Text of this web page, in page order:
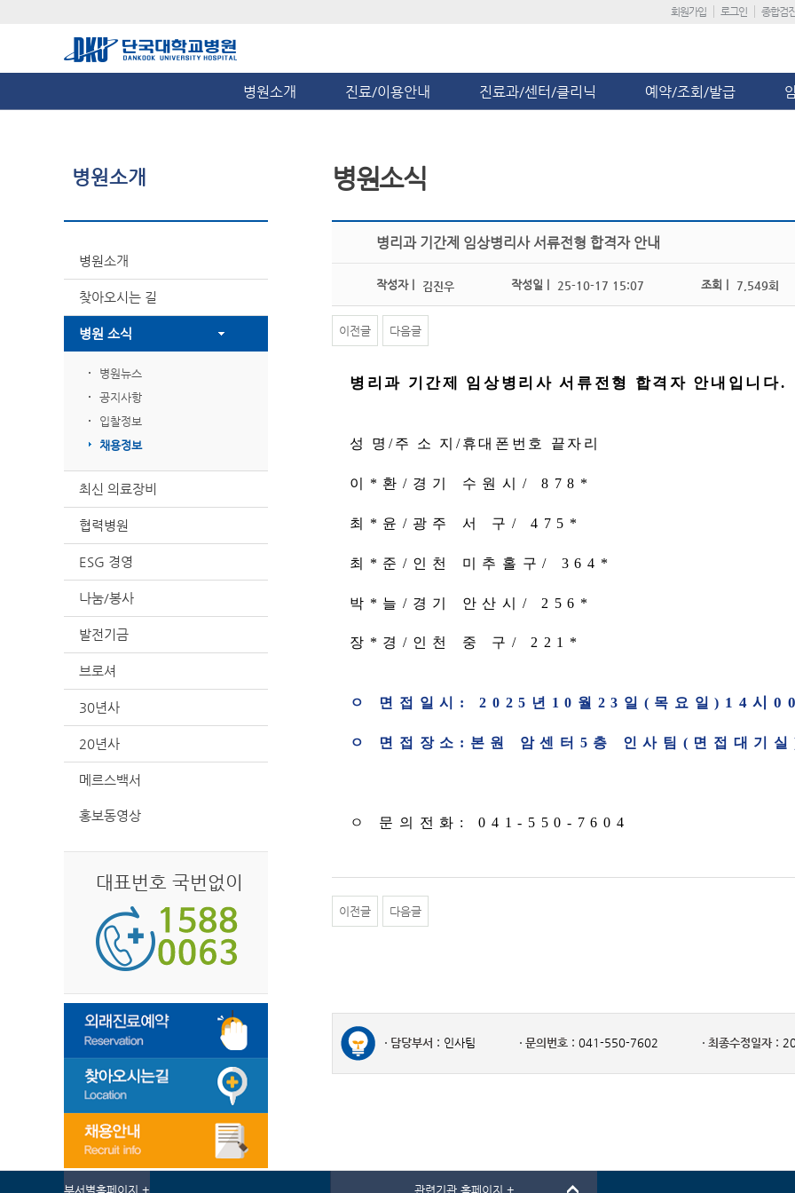
회원가입 로그인 종합검
병원소개 진료/이용안내 진료과/센터/클리닉 예약/조회/발급
병원소개
병원소개
찾아오시는 길
병원 소식
병원뉴스
공지사항
입찰정보
채용정보
최신 의료장비
협력병원
ESG 경영
나눔/봉사
발전기금
브로셔
30년사
20년사
메르스백서
홍보동영상
대표번호 국번없이
병원소식
병리과 기간제 임상병리사 서류전형 합격자 안내
작성자 | 김진우 작성일 | 25-10-17 15:07 조회 | 7,549회
이전글 다음글
병리과 기간제 임상병리사 서류전형 합격자 안내입니다.
성 명 /주 소 지/휴대폰번호 끝자리
이 * 환/ 경기 수원시 / 878*
최 * 윤/ 광주 서 구 / 475*
최 * 준/ 인천 미추홀구/ 364*
박 * 늘/ 경기 안산시 / 256*
장 * 경/ 인천 중 구 / 221*
ㅇ 면접일시 : 2025 년 10 월 23 일 ( 목요일) 14시00
ㅇ 면접장소 : 본원 암센터 5 층 인사팀 ( 면접대기실
ㅇ 문의전화 : 041-550-7604
이전글 다음글
담당부서 : 인사팀 문의번호 : 041-550-7602 최종수정일자 :
부서별홈페이지 + 관련기관 홈페이지 +